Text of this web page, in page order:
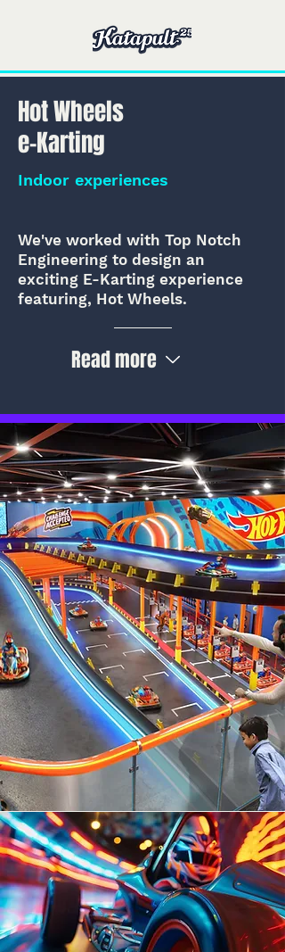
Hot Wheels
e-Karting
Indoor experiences
We've worked with Top Notch
Engineering to design an
exciting E-Karting experience
featuring, Hot Wheels.
Read more